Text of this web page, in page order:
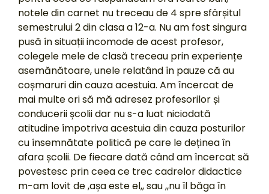
notele din carnet nu treceau de 4 spre sfârșitul
semestrului 2 din clasa a 12-a. Nu am fost singura
pusă în situații incomode de acest profesor,
colegele mele de clasă treceau prin experiențe
asemănătoare, unele relatând în pauze că au
coșmaruri din cauza acestuia. Am încercat de
mai multe ori să mă adresez profesorilor și
conducerii școlii dar nu s-a luat niciodată
atitudine împotriva acestuia din cauza posturilor
cu însemnătate politică pe care le deținea în
afara școlii. De fiecare dată când am încercat să
povestesc prin ceea ce trec cadrelor didactice
m-am lovit de ,așa este el,, sau ,,nu îl băga în